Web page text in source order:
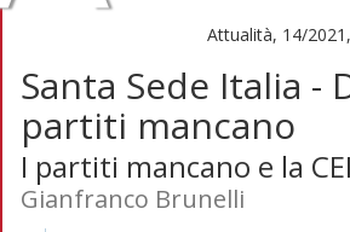
Attualità, 14/
Santa Sede Italia -
partiti mancano
I partiti mancano e la
Gianfranco Brunelli